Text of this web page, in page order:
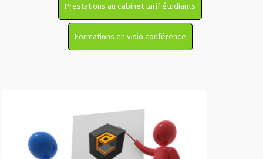
Prestations au cabinet tarif étudiants
Formations en visio conférence